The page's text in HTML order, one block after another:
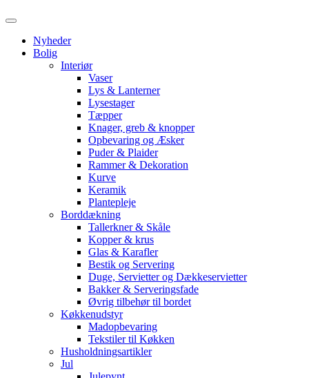
Nyheder
Bolig
Interiør
Vaser
Lys & Lanterner
Lysestager
Tæpper
Knager, greb & knopper
Opbevaring og Æsker
Puder & Plaider
Rammer & Dekoration
Kurve
Keramik
Plantepleje
Borddækning
Tallerkner & Skåle
Kopper & krus
Glas & Karafler
Bestik og Servering
Duge, Servietter og Dækkeservietter
Bakker & Serveringsfade
Øvrig tilbehør til bordet
Køkkenudstyr
Madopbevaring
Tekstiler til Køkken
Husholdningsartikler
Jul